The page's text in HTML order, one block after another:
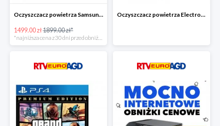
Oczyszczacz powietrza Samsung AX60R5080WD/EU -400zł!
1499.00 zł1899.00 zł*
*najniższa cena z 30 dni przed obniżką
Oczyszczacz powietrza Electrolux Pure A9 PA91-604GY -300zł